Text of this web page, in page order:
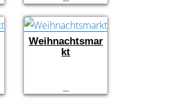
Weihnachtsmar
kt